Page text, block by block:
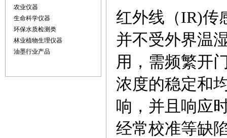
农业仪器
生命科学仪器
环保水质检测类
林业植物生理仪器
油墨行业产品
红外线（IR)传
并不受外界温
用，需频繁开
浓度的稳定和
响，并且响应
经常校准等缺